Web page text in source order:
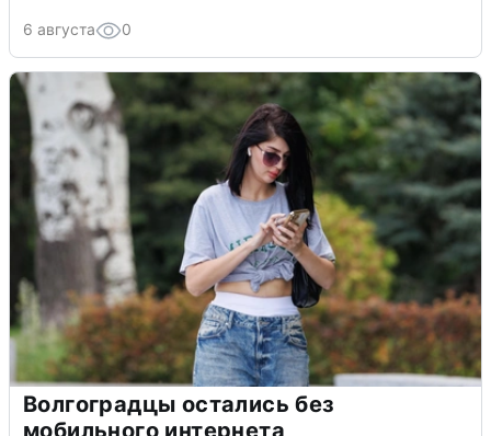
6 августа 0
Волгоградцы остались без
мобильного интернета